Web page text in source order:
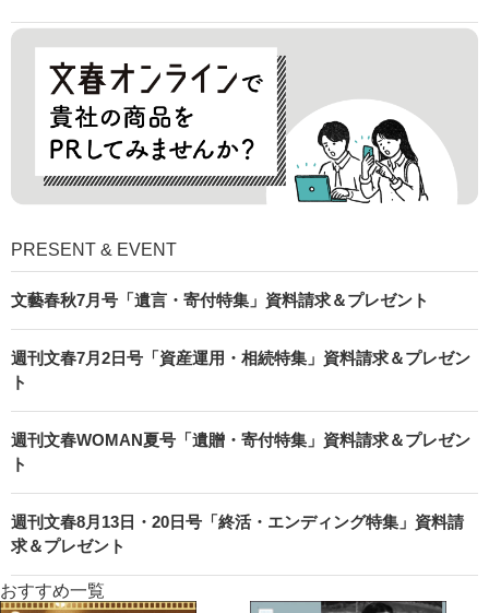
PRESENT & EVENT
文藝春秋7月号「遺言・寄付特集」資料請求＆プレゼント
週刊文春7月2日号「資産運用・相続特集」資料請求＆プレゼン
ト
週刊文春WOMAN夏号「遺贈・寄付特集」資料請求＆プレゼン
ト
週刊文春8月13日・20日号「終活・エンディング特集」資料請
求＆プレゼント
おすすめ一覧